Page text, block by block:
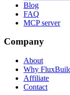
Blog
FAQ
MCP server
Company
About
Why
Affiliate
Contact